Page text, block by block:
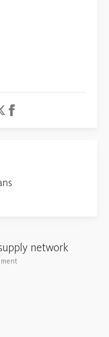
network